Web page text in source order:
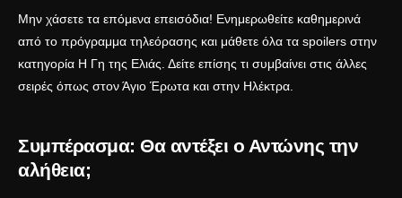
Μην χάσετε τα επόμενα επεισόδια! Ενημερωθείτε καθημερινά
από το πρόγραμμα τηλεόρασης και μάθετε όλα τα spoilers στην
κατηγορία Η Γη της Ελιάς. Δείτε επίσης τι συμβαίνει στις άλλες
σειρές όπως στονΆγιο Έρωτα και στην Ηλέκτρα.
Συμπέρασμα: Θα αντέξει ο Αντώνης την
αλήθεια;